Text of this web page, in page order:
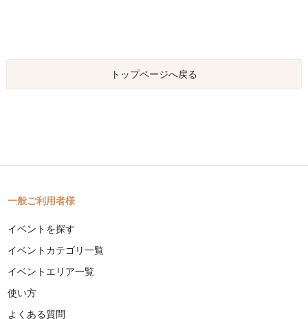
トップページへ戻る
一般ご利用者様
イベントを探す
イベントカテゴリ一覧
イベントエリア一覧
使い方
よくある質問